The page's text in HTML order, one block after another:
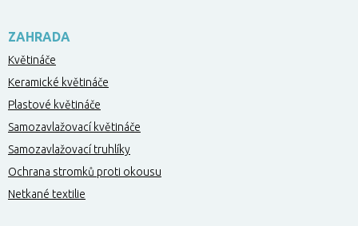
ZAHRADA
Květináče
Keramické květináče
Plastové květináče
Samozavlažovací květináče
Samozavlažovací truhlíky
Ochrana stromků proti okousu
Netkané textilie